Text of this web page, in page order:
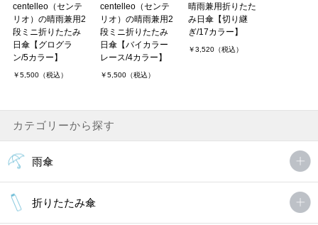
centelleo（センテ
リオ）の晴雨兼用2
段ミニ折りたたみ
日傘【グログラ
ン/5カラー】
￥5,500（税込）
centelleo（センテ
リオ）の晴雨兼用2
段ミニ折りたたみ
日傘【バイカラー
レース/4カラー】
￥5,500（税込）
晴雨兼用折りたた
み日傘【切り継
ぎ/17カラー】
￥3,520（税込）
カテゴリーから探す
雨傘
折りたたみ傘